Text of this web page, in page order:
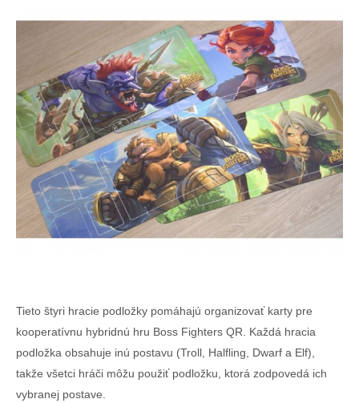
Tieto štyri hracie podložky pomáhajú organizovať karty pre
kooperatívnu hybridnú hru Boss Fighters QR. Každá hracia
podložka obsahuje inú postavu (Troll, Halfling, Dwarf a Elf),
takže všetci hráči môžu použiť podložku, ktorá zodpovedá ich
vybranej postave.